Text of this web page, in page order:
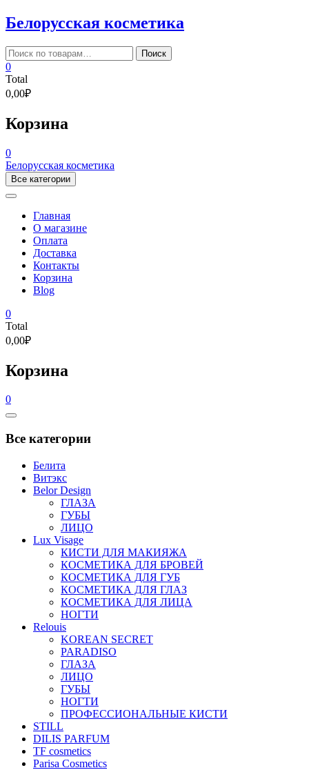
Skip
to
content
Белорусская косметика
Искать: Поиск
0
Total
0,00₽
Корзина
0
Белорусская косметика
Все категории
Главная
О магазине
Оплата
Доставка
Контакты
Корзина
Blog
0
Total
0,00₽
Корзина
0
Catalog
Все категории
Белита
Витэкс
Belor Design
ГЛАЗА
ГУБЫ
ЛИЦО
Lux Visage
КИСТИ ДЛЯ МАКИЯЖА
КОСМЕТИКА ДЛЯ БРОВЕЙ
КОСМЕТИКА ДЛЯ ГУБ
КОСМЕТИКА ДЛЯ ГЛАЗ
КОСМЕТИКА ДЛЯ ЛИЦА
НОГТИ
Relouis
KOREAN SECRET
PARADISO
ГЛАЗА
ЛИЦО
ГУБЫ
НОГТИ
ПРОФЕССИОНАЛЬНЫЕ КИСТИ
STILL
DILIS PARFUM
TF cosmetics
Parisa Cosmetics